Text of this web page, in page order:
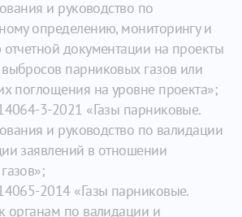
и руководство по
определению, мониторингу и
отчетной документации на проекты
парниковых газов или
поглощения на уровне проекта»;
3-2021 «Газы парниковые.
и руководство по валидации
заявлений в отношении
2014 «Газы парниковые.
органам по валидации и